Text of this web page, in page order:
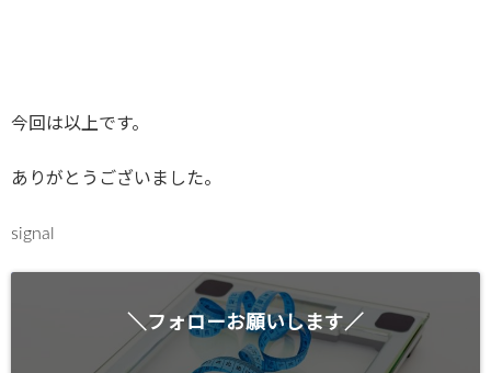
今回は以上です。
ありがとうございました。
signal
＼フォローお願いします／